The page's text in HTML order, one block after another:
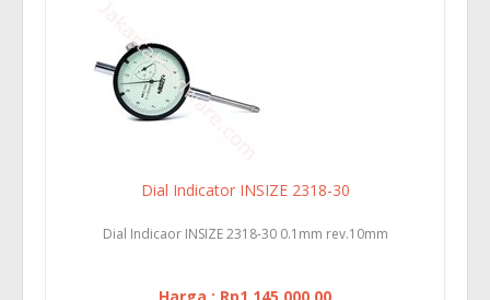
Dial Indicator INSIZE 2318-30
Dial Indicaor INSIZE 2318-30 0.1mm rev.10mm